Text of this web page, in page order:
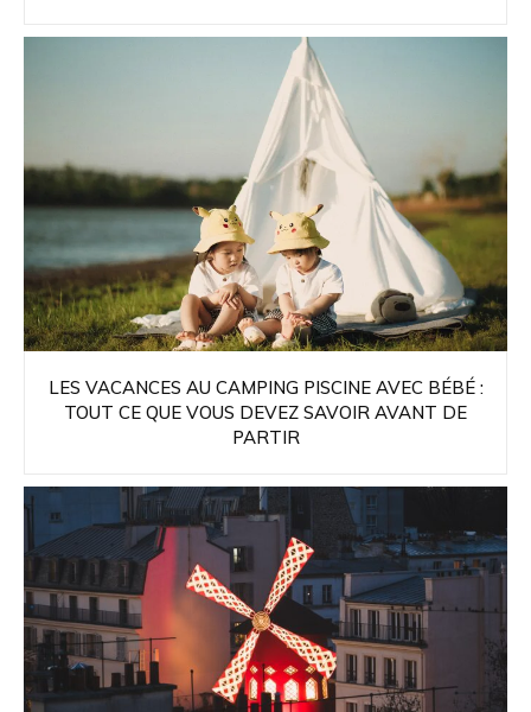
LES VACANCES AU CAMPING PISCINE AVEC BÉBÉ :
TOUT CE QUE VOUS DEVEZ SAVOIR AVANT DE
PARTIR